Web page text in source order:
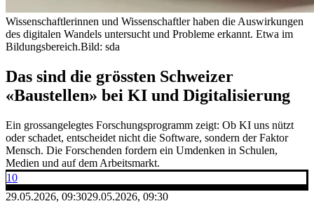
Wissenschaftlerinnen und Wissenschaftler haben die Auswirkungen
des digitalen Wandels untersucht und Probleme erkannt. Etwa im
Bildungsbereich.Bild: sda
Das sind die grössten Schweizer
«Baustellen» bei KI und Digitalisierung
Ein grossangelegtes Forschungsprogramm zeigt: Ob KI uns nützt
oder schadet, entscheidet nicht die Software, sondern der Faktor
Mensch. Die Forschenden fordern ein Umdenken in Schulen,
Medien und auf dem Arbeitsmarkt.
10
29.05.2026, 09:3029.05.2026, 09:30